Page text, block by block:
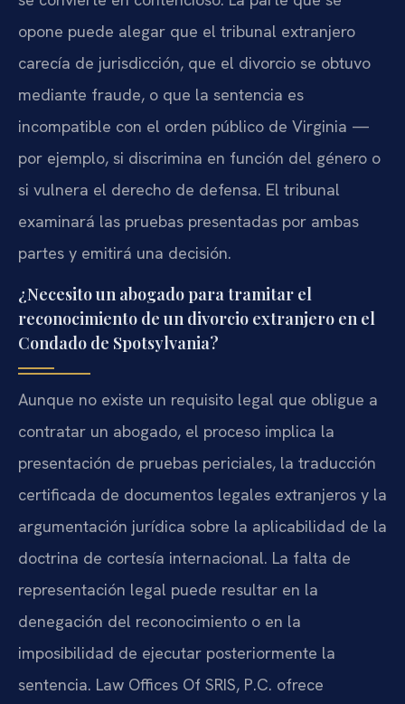
opone puede alegar que el tribunal extranjero
carecía de jurisdicción, que el divorcio se obtuvo
mediante fraude, o que la sentencia es
incompatible con el orden público de Virginia —
por ejemplo, si discrimina en función del género o
si vulnera el derecho de defensa. El tribunal
examinará las pruebas presentadas por ambas
partes y emitirá una decisión.
¿Necesito un abogado para tramitar el
reconocimiento de un divorcio extranjero en el
Condado de Spotsylvania?
Aunque no existe un requisito legal que obligue a
contratar un abogado, el proceso implica la
presentación de pruebas periciales, la traducción
certificada de documentos legales extranjeros y la
argumentación jurídica sobre la aplicabilidad de la
doctrina de cortesía internacional. La falta de
representación legal puede resultar en la
denegación del reconocimiento o en la
imposibilidad de ejecutar posteriormente la
sentencia. Law Offices Of SRIS, P.C. ofrece